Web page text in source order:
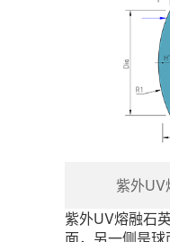
紫外UV
紫外UV熔融石